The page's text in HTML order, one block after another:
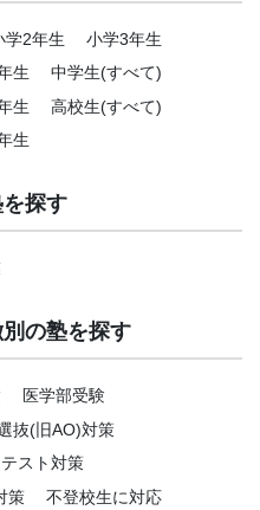
学2年生
小学3年生
生
中学生(すべて)
生
高校生(すべて)
生
探す
の塾を探す
医学部受験
抜(旧AO)対策
スト対策
策
不登校生に対応